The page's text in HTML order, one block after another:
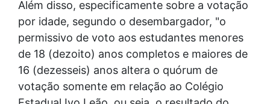
Além disso, especificamente sobre a votação
por idade, segundo o desembargador, "o
permissivo de voto aos estudantes menores
de 18 (dezoito) anos completos e maiores de
16 (dezesseis) anos altera o quórum de
votação somente em relação ao Colégio